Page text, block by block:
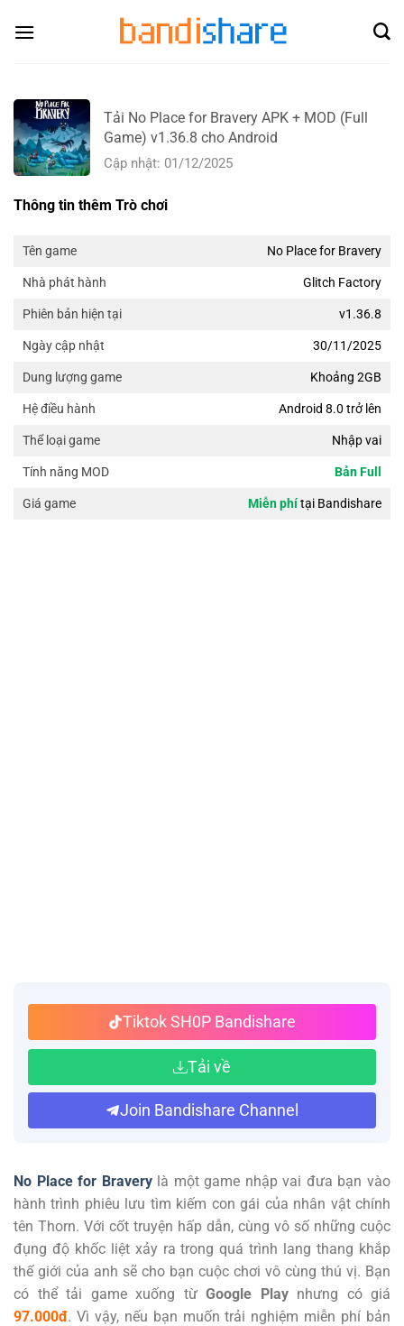
Tải No Place for Bravery APK + MOD (Full
Game) v1.36.8 cho Android
Cập nhật: 01/12/2025
Thông tin thêm Trò chơi
Tên game No Place for Bravery
Nhà phát hành Glitch Factory
Phiên bản hiện tại v1.36.8
Ngày cập nhật 30/11/2025
Dung lượng game Khoảng 2GB
Hệ điều hành Android 8.0 trở lên
Thể loại game Nhập vai
Tính năng MOD Bản Full
Giá game Miễn phítại Bandishare
Tiktok SH0P Bandishare
Tải về
Join Bandishare Channel
No Place for Braverylà một game nhập vai đưa bạn vào
hành trình phiêu lưu tìm kiếm con gái của nhân vật chính
tên Thorn. Với cốt truyện hấp dẫn, cùng vô số những cuộc
đụng độ khốc liệt xảy ra trong quá trình lang thang khắp
thế giới của anh sẽ cho bạn cuộc chơi vô cùng thú vị. Bạn
có thể tải game xuống từGoogle Playnhưng có giá
97.000đ. Vì vậy, nếu bạn muốn trải nghiệm miễn phí bản